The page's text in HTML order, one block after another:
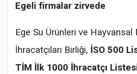
Egeli firmalar zirvede
Ege Su Ürünleri ve Hayvansal
İhracatçıları Birliği, İSO 500
TİM İlk 1000 İhracatçı